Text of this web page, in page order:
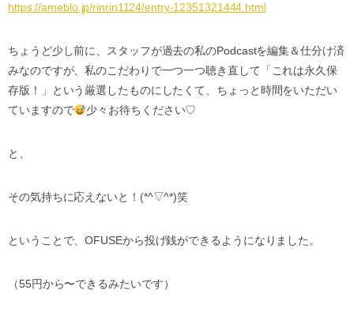
https://ameblo.jp/rinrin1124/entry-12351321444.html
ちょうど少し前に、スタッフが過去の私のPodcastを編集＆仕分け済
みなのですが、私のこだわりで一つ一つ聴き直して「これは永久保
存版！」という厳選したものにしたくて、ちょっと時間をいただい
ていますので
少々お待ちください♡
と、
その気持ちに応えないと！ (*^▽^*)笑
ということで、OFUSEから投げ銭ができるようになりました。
（55円から〜できるみたいです）